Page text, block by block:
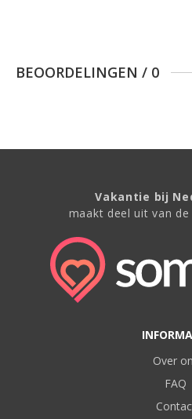
BEOORDELINGEN / 0
Vakantie bij
maakt deel uit van de
Over
FAQ